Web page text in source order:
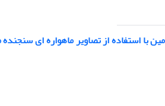
با استفاده از تصاویر ماهواره ای